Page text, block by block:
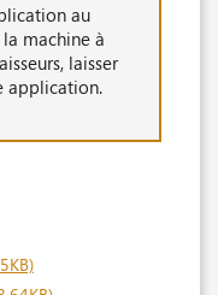
au
machine à
laisser
application.